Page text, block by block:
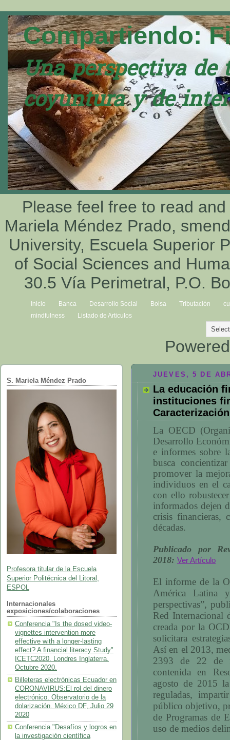
Compartiendo:
Una perspectiva de
coyuntura y de
Please feel free to read
Mariela Méndez Prado,
University, Escuela Superior
of Social Sciences and
30.5 Vía Perimetral, P.O.
Inicio Banca Desarrollo Social Bolsa Tributación
mindfulness
Listado de Articulos
S. Mariela Méndez Prado
Profesora titular de la Escuela
Superior Politécnica del Litoral,
ESPOL
Internacionales
exposiciones/colaboraciones
Conferencia "Is the dosed video-
vignettes intervention more
effective with a longer-lasting
effect? A financial literacy Study"
ICETC2020. Londres Inglaterra.
Octubre 2020.
Billeteras electrónicas Ecuador en
CORONAVIRUS:El rol del dinero
electrónico. Observatorio de la
dolarización. México DF, Julio 29
2020
Conferencia "Desafíos y logros en
la investigación científica
JUEVES, 5 DE
La educación
instituciones
La OECD
Desarrollo
e informes sobre
busca
promover la
individuos en el
con ello
informados dejen
crisis financieras,
décadas.
Publicado por
2018: Ver Artículo
El informe de la
América Latina
perspectivas”,
Red Internacional
creada por la
solicitara
Así en el 2013,
2393 de 22 de
contenida en
agosto de 2015
reguladas,
público objetivo,
de Programas de
uso de medios